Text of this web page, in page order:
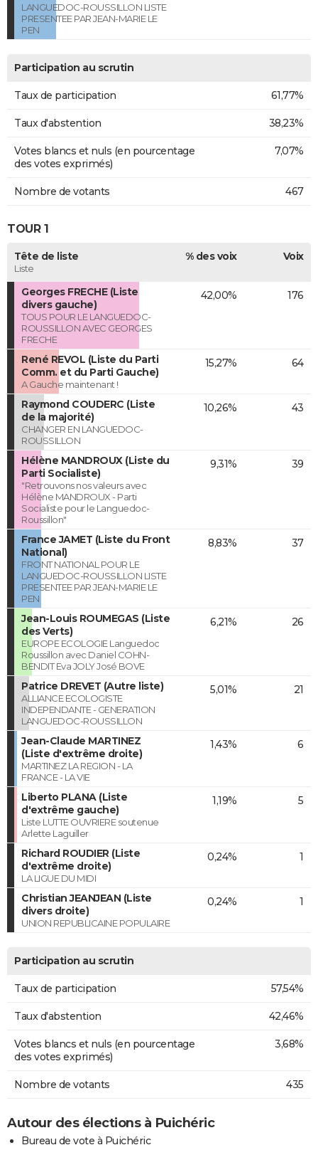
LANGUEDOC-ROUSSILLON LISTE
PRESENTEE PAR JEAN-MARIE LE
PEN
Participation au scrutin
Taux de participation 61,77%
Taux d'abstention 38,23%
Votes blancs et nuls (en pourcentage
des votes exprimés)
7,07%
Nombre de votants 467
TOUR 1
Tête de liste
Liste
% des voix Voix
Georges FRECHE (Liste
divers gauche)
TOUS POUR LE LANGUEDOC-
ROUSSILLON AVEC GEORGES
FRECHE
42,00% 176
René REVOL (Liste du Parti
Comm. et du Parti Gauche)
A Gauche maintenant !
15,27% 64
Raymond COUDERC (Liste
de la majorité)
CHANGER EN LANGUEDOC-
ROUSSILLON
10,26% 43
Hélène MANDROUX (Liste du
Parti Socialiste)
"Retrouvons nos valeurs avec
Hélène MANDROUX - Parti
Socialiste pour le Languedoc-
Roussillon"
9,31% 39
France JAMET (Liste du Front
National)
FRONT NATIONAL POUR LE
LANGUEDOC-ROUSSILLON LISTE
PRESENTEE PAR JEAN-MARIE LE
PEN
8,83% 37
Jean-Louis ROUMEGAS (Liste
des Verts)
EUROPE ECOLOGIE Languedoc
Roussillon avec Daniel COHN-
BENDIT Eva JOLY José BOVE
6,21% 26
Patrice DREVET (Autre liste)
ALLIANCE ECOLOGISTE
INDEPENDANTE - GENERATION
LANGUEDOC-ROUSSILLON
5,01% 21
Jean-Claude MARTINEZ
(Liste d'extrême droite)
MARTINEZ LA REGION - LA
FRANCE - LA VIE
1,43% 6
Liberto PLANA (Liste
d'extrême gauche)
Liste LUTTE OUVRIERE soutenue
Arlette Laguiller
1,19% 5
Richard ROUDIER (Liste
d'extrême droite)
LA LIGUE DU MIDI
0,24% 1
Christian JEANJEAN (Liste
divers droite)
UNION REPUBLICAINE POPULAIRE
0,24% 1
Participation au scrutin
Taux de participation 57,54%
Taux d'abstention 42,46%
Votes blancs et nuls (en pourcentage
des votes exprimés)
3,68%
Nombre de votants 435
Autour des élections à Puichéric
Bureau de vote à Puichéric